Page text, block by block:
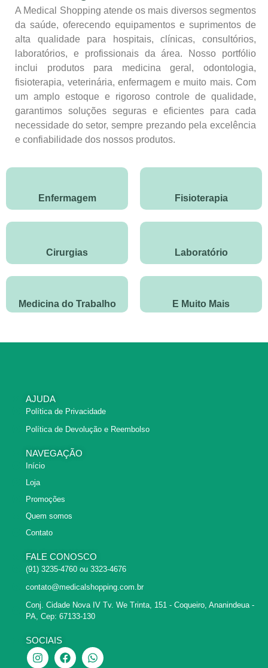
A Medical Shopping atende os mais diversos segmentos
da saúde, oferecendo equipamentos e suprimentos de
alta qualidade para hospitais, clínicas, consultórios,
laboratórios, e profissionais da área. Nosso portfólio
inclui produtos para medicina geral, odontologia,
fisioterapia, veterinária, enfermagem e muito mais. Com
um amplo estoque e rigoroso controle de qualidade,
garantimos soluções seguras e eficientes para cada
necessidade do setor, sempre prezando pela excelência
e confiabilidade dos nossos produtos.
Enfermagem Fisioterapia
Cirurgias Laboratório
Medicina do Trabalho E Muito Mais
AJUDA
Política de Privacidade
Política de Devolução e Reembolso
NAVEGAÇÃO
Início
Loja
Promoções
Quem somos
Contato
FALE CONOSCO
(91) 3235-4760 ou 3323-4676
contato@medicalshopping.com.br
Conj. Cidade Nova IV Tv. We Trinta, 151 - Coqueiro, Ananindeua -
PA, Cep: 67133-130
SOCIAIS